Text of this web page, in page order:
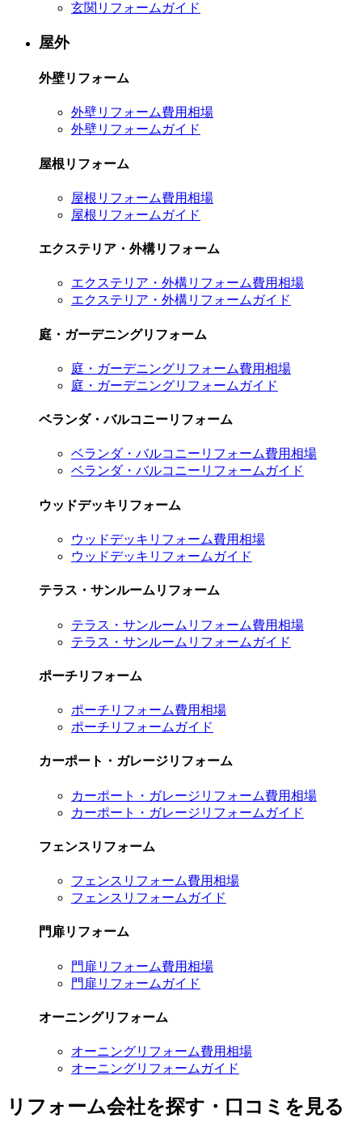
玄関リフォームガイド
屋外
外壁リフォーム
外壁リフォーム費用相場
外壁リフォームガイド
屋根リフォーム
屋根リフォーム費用相場
屋根リフォームガイド
エクステリア・外構リフォーム
エクステリア・外構リフォーム費用相場
エクステリア・外構リフォームガイド
庭・ガーデニングリフォーム
庭・ガーデニングリフォーム費用相場
庭・ガーデニングリフォームガイド
ベランダ・バルコニーリフォーム
ベランダ・バルコニーリフォーム費用相場
ベランダ・バルコニーリフォームガイド
ウッドデッキリフォーム
ウッドデッキリフォーム費用相場
ウッドデッキリフォームガイド
テラス・サンルームリフォーム
テラス・サンルームリフォーム費用相場
テラス・サンルームリフォームガイド
ポーチリフォーム
ポーチリフォーム費用相場
ポーチリフォームガイド
カーポート・ガレージリフォーム
カーポート・ガレージリフォーム費用相場
カーポート・ガレージリフォームガイド
フェンスリフォーム
フェンスリフォーム費用相場
フェンスリフォームガイド
門扉リフォーム
門扉リフォーム費用相場
門扉リフォームガイド
オーニングリフォーム
オーニングリフォーム費用相場
オーニングリフォームガイド
リフォーム会社を探す・口コミを見る